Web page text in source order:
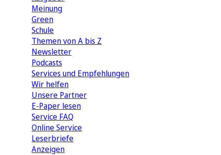
Meinung
Green
Schule
Themen von A bis Z
Newsletter
Podcasts
Services und Empfehlungen
Wir helfen
Unsere Partner
E-Paper lesen
Service FAQ
Online Service
Leserbriefe
Anzeigen